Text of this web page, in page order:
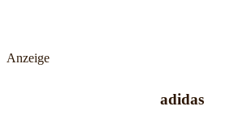
Anzeige
adidas